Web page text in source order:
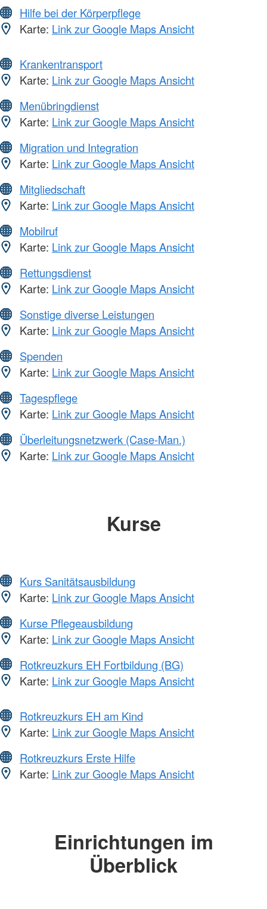
Hilfe bei der Körperpflege
Karte: Link zur Google Maps Ansicht
Krankentransport
Karte: Link zur Google Maps Ansicht
Menübringdienst
Karte: Link zur Google Maps Ansicht
Migration und Integration
Karte: Link zur Google Maps Ansicht
Mitgliedschaft
Karte: Link zur Google Maps Ansicht
Mobilruf
Karte: Link zur Google Maps Ansicht
Rettungsdienst
Karte: Link zur Google Maps Ansicht
Sonstige diverse Leistungen
Karte: Link zur Google Maps Ansicht
Spenden
Karte: Link zur Google Maps Ansicht
Tagespflege
Karte: Link zur Google Maps Ansicht
Überleitungsnetzwerk (Case-Man.)
Karte: Link zur Google Maps Ansicht
Kurse
Kurs Sanitätsausbildung
Karte: Link zur Google Maps Ansicht
Kurse Pflegeausbildung
Karte: Link zur Google Maps Ansicht
Rotkreuzkurs EH Fortbildung (BG)
Karte: Link zur Google Maps Ansicht
Rotkreuzkurs EH am Kind
Karte: Link zur Google Maps Ansicht
Rotkreuzkurs Erste Hilfe
Karte: Link zur Google Maps Ansicht
Einrichtungen im
Überblick